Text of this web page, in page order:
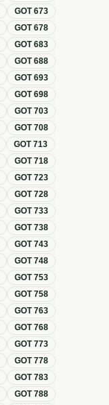
GOT673
GOT678
GOT683
GOT688
GOT693
GOT698
GOT703
GOT708
GOT713
GOT718
GOT723
GOT728
GOT733
GOT738
GOT743
GOT748
GOT753
GOT758
GOT763
GOT768
GOT773
GOT778
GOT783
GOT788